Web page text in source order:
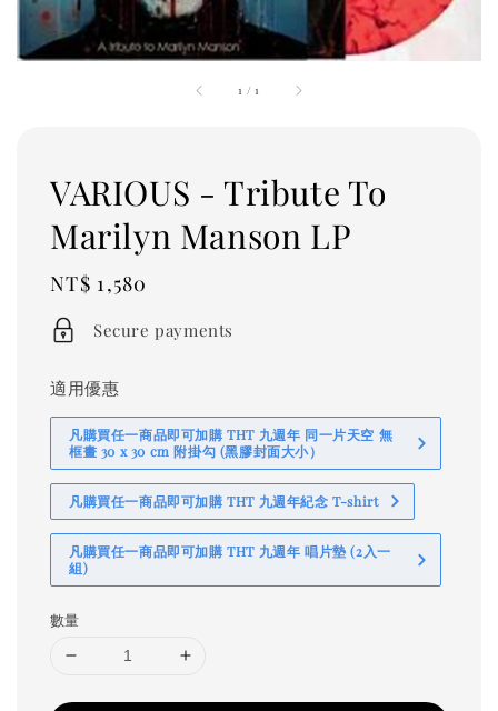
1 /1
VARIOUS - Tribute To
Marilyn Manson LP
Regular
price
NT$ 1,580
Secure payments
適用優惠
凡購買任一商品即可加購 THT 九週年 同一片天空 無
框畫 30 x 30 cm 附掛勾 (黑膠封面大小）
凡購買任一商品即可加購 THT 九週年紀念 T-shirt
凡購買任一商品即可加購 THT 九週年 唱片墊 (2入一
組)
數量